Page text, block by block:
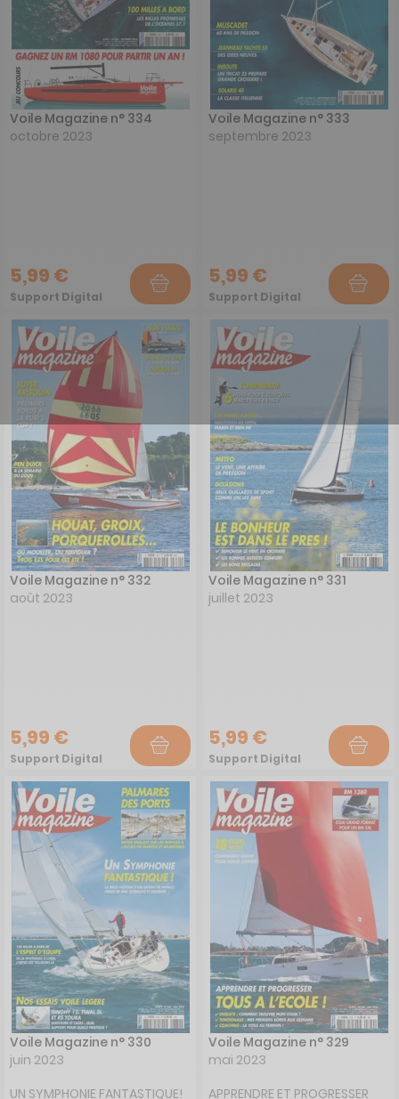
Voile Magazine n° 334
octobre 2023
5,99 €
Support Digital
Voile Magazine n° 333
septembre 2023
5,99 €
Support Digital
Voile Magazine n° 332
août 2023
5,99 €
Support Digital
Voile Magazine n° 331
juillet 2023
5,99 €
Support Digital
Voile Magazine n° 330
juin 2023
UN SYMPHONIE FANTASTIQUE!
Voile Magazine n° 329
mai 2023
APPRENDRE ET PROGRESSER